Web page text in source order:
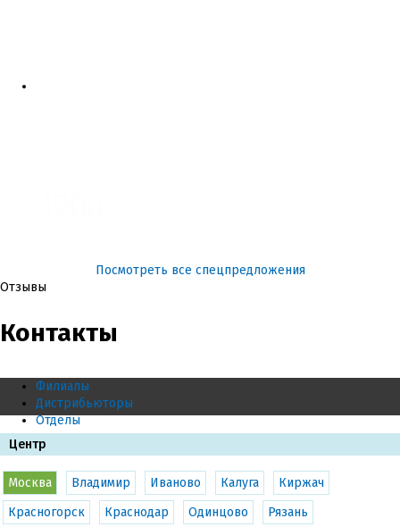
Посмотреть все спецпредложения
Отзывы
Контакты
Филиалы
Дистрибьюторы
Отделы
Центр
Москва Владимир Иваново Калуга
Киржач
Красногорск
Краснодар Одинцово
Рязань